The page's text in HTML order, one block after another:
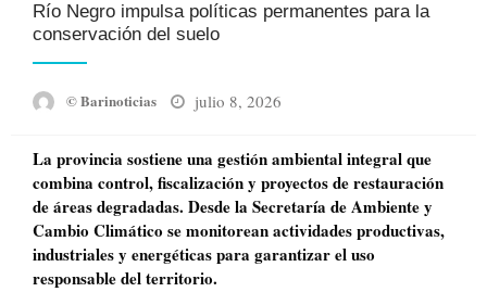
Río Negro impulsa políticas permanentes para la
conservación del suelo
© Barinoticias
Posted
julio 8, 2026
La provincia sostiene una gestión ambiental integral que
combina control, fiscalización y proyectos de restauración
de áreas degradadas. Desde la Secretaría de Ambiente y
Cambio Climático se monitorean actividades productivas,
industriales y energéticas para garantizar el uso
responsable del territorio.